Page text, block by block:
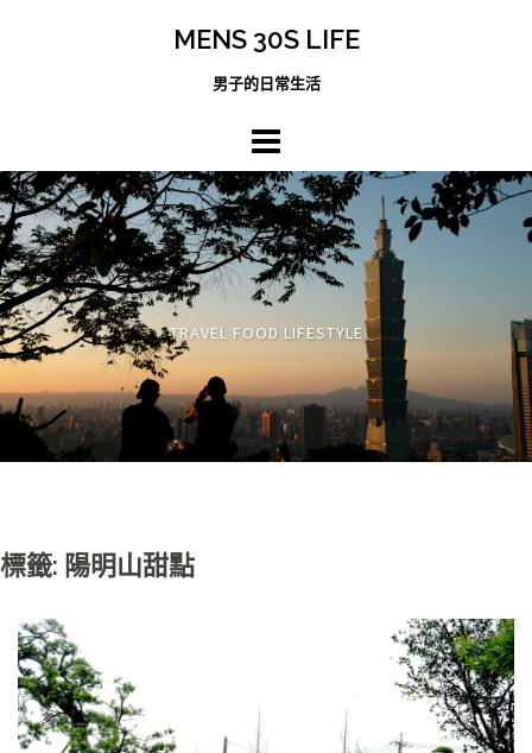
MENS 30S LIFE
男子的日常生活
TRAVEL FOOD LIFESTYLE
標籤: 陽明山甜點